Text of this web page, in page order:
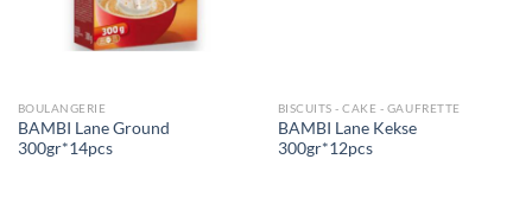
BOULANGERIE
BAMBI Lane Ground
300gr*14pcs
BISCUITS - CAKE - GAUFRETTE
BAMBI Lane Kekse
300gr*12pcs